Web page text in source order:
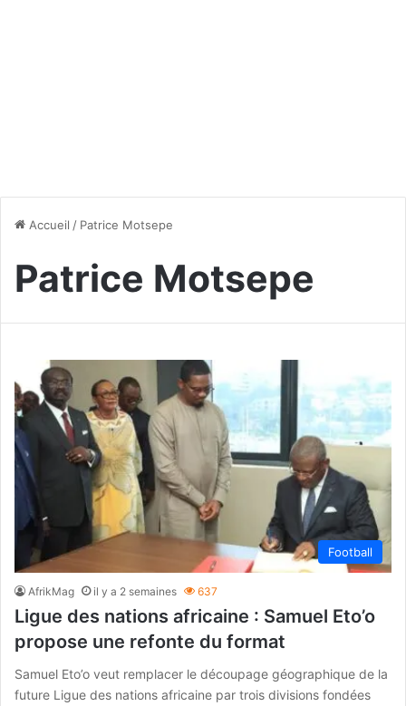
Accueil / Patrice Motsepe
Patrice Motsepe
Football
AfrikMag il y a 2 semaines 637
Ligue des nations africaine : Samuel Eto’o
propose une refonte du format
Samuel Eto’o veut remplacer le découpage géographique de la
future Ligue des nations africaine par trois divisions fondées